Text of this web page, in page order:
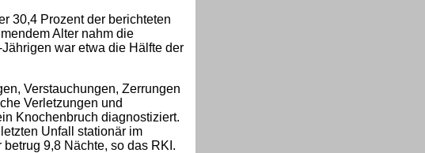
30,4 Prozent der berichteten
Alter nahm die
war etwa die Hälfte der
Verstauchungen, Zerrungen
Verletzungen und
Knochenbruch diagnostiziert.
Unfall stationär im
9,8 Nächte, so das RKI.